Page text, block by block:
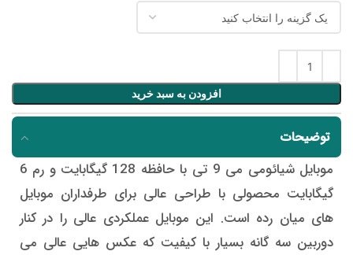
افزودن به سبد خرید
توضیحات
موبایل شیائومی می 9 تی با حافظه 128 گیگابایت و رم 6
گیگابایت محصولی با طراحی عالی برای طرفداران موبایل
های میان رده است. این موبایل عملکردی عالی را در کنار
دوربین سه گانه بسیار با کیفیت که عکس هایی عالی می